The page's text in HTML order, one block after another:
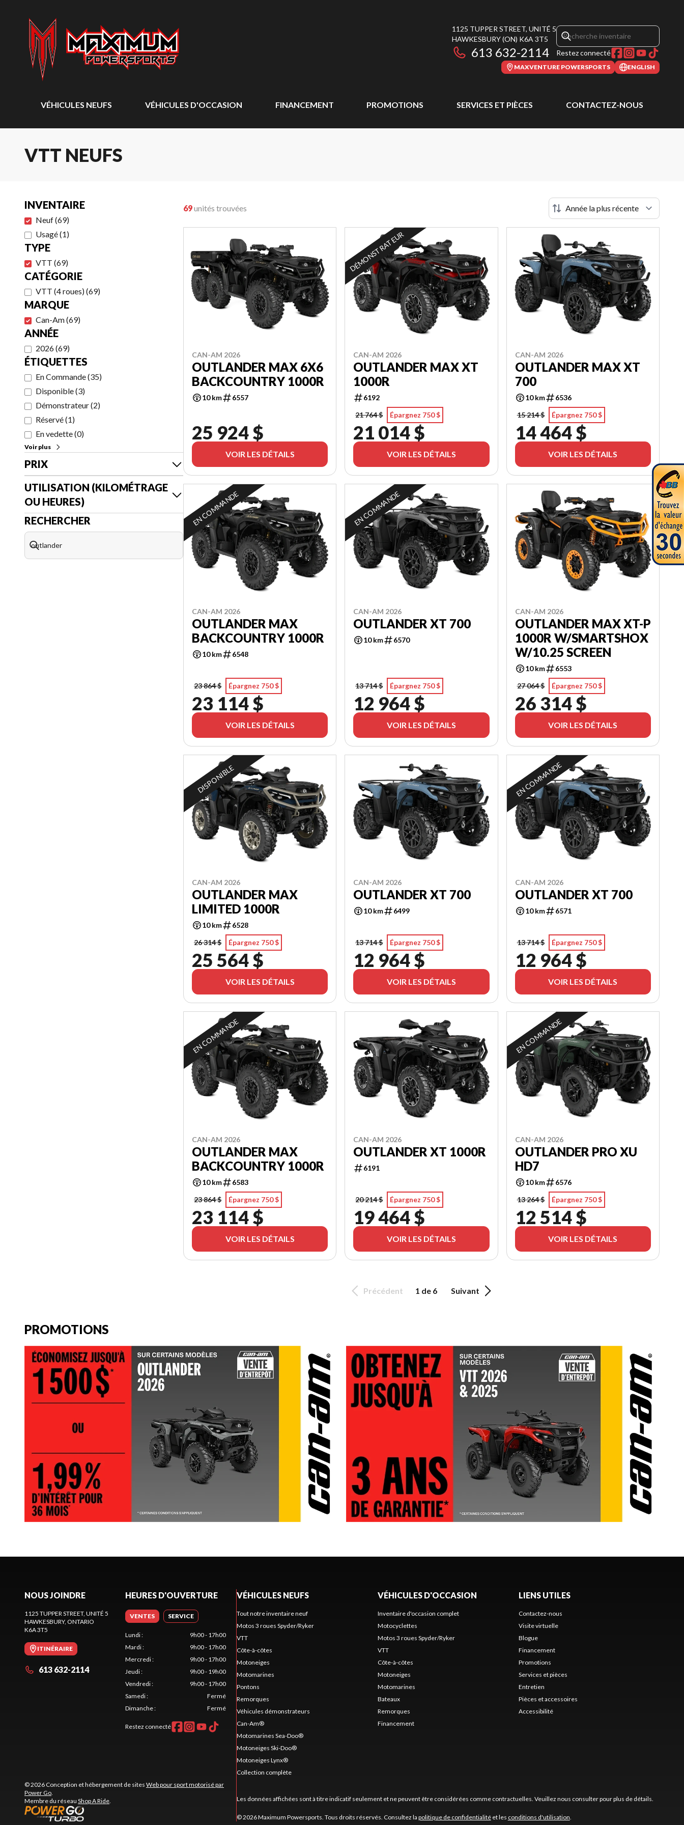
1125 TUPPER STREET, UNITÉ 5
HAWKESBURY(ON) K6A 3T5
613 632-2114 Restez connecté
MAXVENTURE POWERSPORTS ENGLISH
VÉHICULES NEUFS VÉHICULES D'OCCASION FINANCEMENT PROMOTIONS SERVICES ET PIÈCES CONTACTEZ-NOUS
VTT NEUFS
INVENTAIRE
Neuf(69)
Usagé(1)
TYPE
VTT (69)
CATÉGORIE
VTT (4 roues)(69)
MARQUE
Can-Am(69)
ANNÉE
2026(69)
ÉTIQUETTES
En Commande(35)
Disponible(3)
Démonstrateur(2)
Réservé(1)
En vedette(0)
Voir plus
PRIX
UTILISATION (KILOMÉTRAGE
OU HEURES)
RECHERCHER
69unités trouvées
CAN-AM 2026
OUTLANDER MAX 6X6
BACKCOUNTRY 1000R
10 km 6557
25 924 $
VOIR LES DÉTAILS
DÉMONSTRATEUR
CAN-AM 2026
OUTLANDER MAX XT
1000R
6192
21 764 $
Épargnez 750 $
21 014 $
VOIR LES DÉTAILS
CAN-AM 2026
OUTLANDER MAX XT
700
10 km
6536
15 214 $
Épargnez 750 $
14 464 $
VOIR LES DÉTAILS
EN COMMANDE
CAN-AM 2026
OUTLANDER MAX
BACKCOUNTRY 1000R
10 km 6548
23 864 $ Épargnez 750 $
23 114 $
VOIR LES DÉTAILS
EN COMMANDE
CAN-AM 2026
OUTLANDER XT 700
10 km 6570
13 714 $ Épargnez 750 $
12 964 $
VOIR LES DÉTAILS
CAN-AM 2026
OUTLANDER MAX XT-P
1000R W/SMARTSHOX
W/10.25 SCREEN
10 km
6553
27 064 $
Épargnez 750 $
26 314 $
VOIR LES DÉTAILS
DISPONIBLE
CAN-AM 2026
OUTLANDER MAX
LIMITED 1000R
10 km
6528
26 314 $
Épargnez 750 $
25 564 $
VOIR LES DÉTAILS
CAN-AM 2026
OUTLANDER XT 700
10 km 6499
13 714 $ Épargnez 750 $
12 964 $
VOIR LES DÉTAILS
EN COMMANDE
CAN-AM 2026
OUTLANDER XT 700
10 km 6571
13 714 $ Épargnez 750 $
12 964 $
VOIR LES DÉTAILS
EN COMMANDE
CAN-AM 2026
OUTLANDER MAX
BACKCOUNTRY 1000R
10 km
6583
23 864 $
Épargnez 750 $
23 114 $
VOIR LES DÉTAILS
CAN-AM 2026
OUTLANDER XT 1000R
6191
20 214 $ Épargnez 750 $
19 464 $
VOIR LES DÉTAILS
EN COMMANDE
CAN-AM 2026
OUTLANDER PRO XU
HD7
10 km
6576
13 264 $
Épargnez 750 $
12 514 $
VOIR LES DÉTAILS
Précédent 1 de 6 Suivant
PROMOTIONS
NOUS JOINDRE
1125 TUPPER STREET, UNITÉ 5
HAWKESBURY, ONTARIO
K6A 3T5
ITINÉRAIRE
613 632-2114
HEURES D'OUVERTURE
VENTES SERVICE
Lundi:
9h00 - 17h00
Mardi:
9h00 - 17h00
Mercredi:
9h00 - 17h00
Jeudi:
9h00 - 19h00
Vendredi:
9h00 - 17h00
Samedi:
Fermé
Dimanche: Fermé
Restez connecté
© 2026 Conception et hébergement de sites Web pour sport motorisé par
Power Go.
Membre du réseau Shop A Ride.
VÉHICULES NEUFS
Tout notre inventaire neuf
Motos 3 roues Spyder/Ryker
VTT
Côte-à-côtes
Motoneiges
Motomarines
Pontons
Remorques
Véhicules démonstrateurs
Can-Am®
Motomarines Sea-Doo®
Motoneiges Ski-Doo®
Motoneiges Lynx®
Collection complète
VÉHICULES D'OCCASION
Inventaire d'occasion complet
Motocyclettes
Motos 3 roues Spyder/Ryker
VTT
Côte-à-côtes
Motoneiges
Motomarines
Bateaux
Remorques
Financement
LIENS UTILES
Contactez-nous
Visite virtuelle
Blogue
Financement
Promotions
Services et pièces
Entretien
Pièces et accessoires
Accessibilité
Les données affichées sont à titre indicatif seulement et ne peuvent être considérées comme contractuelles. Veuillez nous consulter pour plus de détails.
© 2026 Maximum Powersports. Tous droits réservés. Consultez la politique de confidentialitéet les conditions d'utilisation.